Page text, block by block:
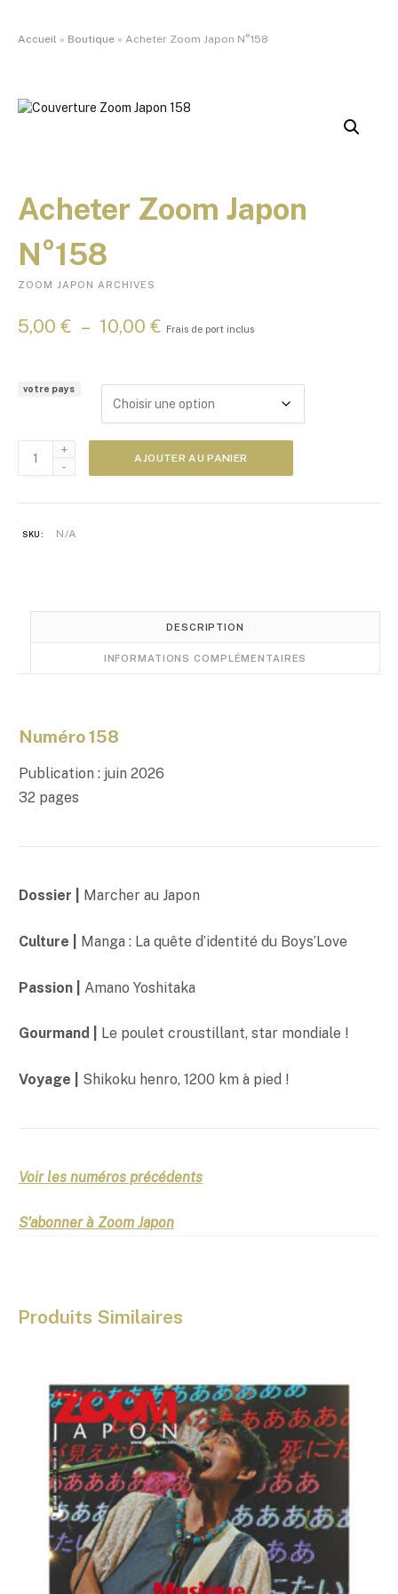
Accueil » Boutique » Acheter Zoom Japon N°158
Acheter Zoom Japon
N°158
ZOOM JAPON ARCHIVES
5,00 € – 10,00 € P
g
e
d
e
p
r
0
0
€
0
Frais de port inclus
votre pays
quantité
N°158
AJOUTER AU PANIER
SKU: N/A
DESCRIPTION
INFORMATIONS COMPLÉMENTAIRES
Numéro 158
Publication : juin 2026
32 pages
Dossier | Marcher au Japon
Culture | Manga : La quête d’identité du Boys’Love
Passion | Amano Yoshitaka
Gourmand | Le poulet croustillant, star mondiale !
Voyage | Shikoku henro, 1200 km à pied !
Voir les numéros précédents
S’abonner à Zoom Japon
Produits Similaires